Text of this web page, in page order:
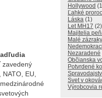
zavedený
EU,
Hollywood
Ľahké
Láska (1)
Let MH17 (2)
Majitelia
Malé zázraky
Nezaradené
Občianska
Potvrdené
Svet v
Výrobcovia